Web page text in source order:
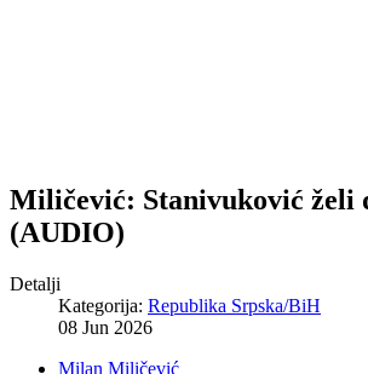
Miličević: Stanivuković želi
(AUDIO)
Detalji
Kategorija: Republika Srpska/BiH
08 Jun 2026
Milan Miličević